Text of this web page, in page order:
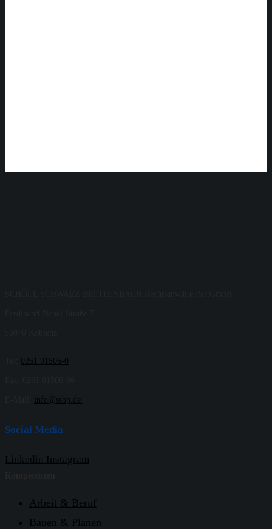
0261 91506-0
info@ssbp.de
Social Media
Linkedin Instagram
Arbeit & Beruf
Bauen & Planen